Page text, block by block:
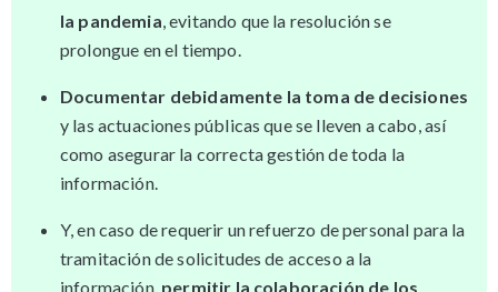
la pandemia, evitando que la resolución se
prolongue en el tiempo.
Documentar debidamente la toma de decisiones
y las actuaciones públicas que se lleven a cabo, así
como asegurar la correcta gestión de toda la
información.
Y, en caso de requerir un refuerzo de personal para la
tramitación de solicitudes de acceso a la
información, permitir la colaboración de los